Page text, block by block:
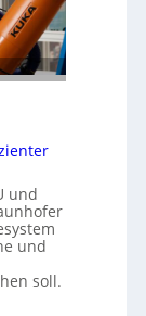
und
und
soll.